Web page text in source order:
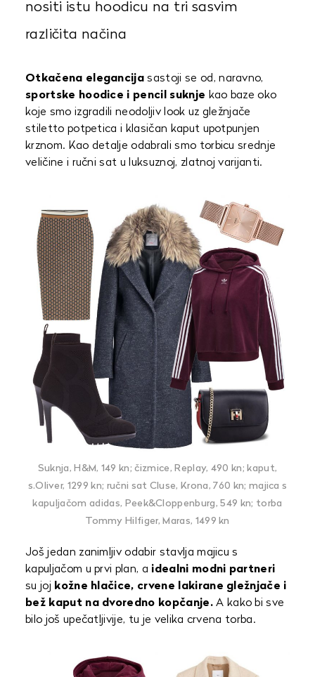
nositi istu hoodicu na tri sasvim
različita načina
Otkačena elegancija sastoji se od, naravno,
sportske hoodice i pencil suknje kao baze oko
koje smo izgradili neodoljiv look uz gležnjače
stiletto potpetica i klasičan kaput upotpunjen
krznom. Kao detalje odabrali smo torbicu srednje
veličine i ručni sat u luksuznoj, zlatnoj varijanti.
Suknja, H&M, 149 kn; čizmice, Replay, 490 kn; kaput,
s.Oliver, 1299 kn; ručni sat Cluse, Krona, 760 kn; majica s
kapuljačom adidas, Peek&Cloppenburg, 549 kn; torba
Tommy Hilfiger, Maras, 1499 kn
Još jedan zanimljiv odabir stavlja majicu s
kapuljačom u prvi plan, a idealni modni partneri
su joj kožne hlačice, crvene lakirane gležnjače i
bež kaput na dvoredno kopčanje.A kako bi sve
bilo još upečatljivije, tu je velika crvena torba.